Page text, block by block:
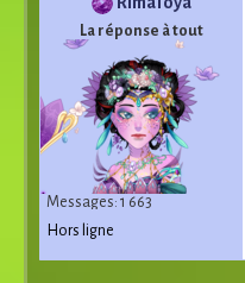
La réponse à tout
Messages: 1 663
Hors ligne